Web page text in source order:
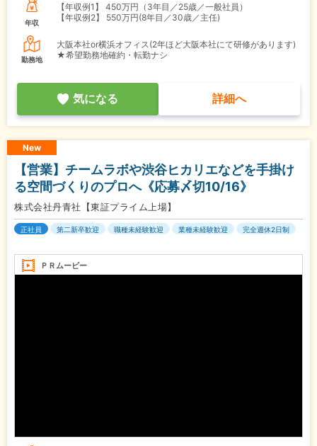
年収
【年収例1】
450万円（3年目／25歳／一般社員）
【年収例2】
550万円(8年目／30歳／主任)
勤務地
大阪本社or横浜オフィス(2年ほど大阪本社にて研修があります)
★希望勤務地確約・転勤ナシ
気になる 詳細へ
New
【営業】チームラボや渋谷ヒカリエなどを手掛け
る空間づくりのプロへ《応募〆切10/16》
株式会社丹青社【東証プライム上場】
正社員 第二新卒歓迎 職種未経験歓迎 業種未経験歓迎 完全週休2日制
ＰＲムービー